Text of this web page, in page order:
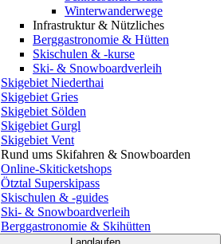
Winterwanderwege
Infrastruktur & Nützliches
Berggastronomie & Hütten
Skischulen & -kurse
Ski- & Snowboardverleih
Skigebiet Niederthai
Skigebiet Gries
Skigebiet Sölden
Skigebiet Gurgl
Skigebiet Vent
Rund ums Skifahren & Snowboarden
Online-Skiticketshops
Ötztal Superskipass
Skischulen & -guides
Ski- & Snowboardverleih
Berggastronomie & Skihütten